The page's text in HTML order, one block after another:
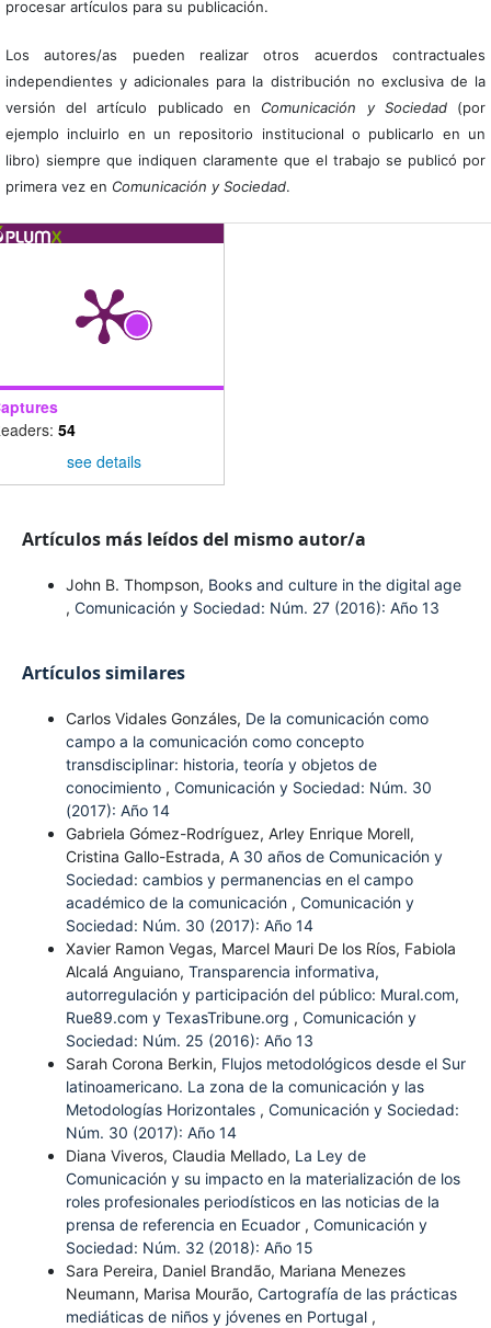
procesar artículos para su publicación.
Los autores/as pueden realizar otros acuerdos contractuales
independientes y adicionales para la distribución no exclusiva de la
versión del artículo publicado en Comunicación y Sociedad(por
ejemplo incluirlo en un repositorio institucional o publicarlo en un
libro) siempre que indiquen claramente que el trabajo se publicó por
primera vez en Comunicación y Sociedad.
54
see details
Artículos más leídos del mismo autor/a
John B. Thompson, Books and culture in the digital age
, Comunicación y Sociedad: Núm. 27 (2016): Año 13
Artículos similares
Carlos Vidales Gonzáles, De la comunicación como
campo a la comunicación como concepto
transdisciplinar: historia, teoría y objetos de
conocimiento , Comunicación y Sociedad: Núm. 30
(2017): Año 14
Gabriela Gómez-Rodríguez, Arley Enrique Morell,
Cristina Gallo-Estrada, A 30 años de Comunicación y
Sociedad: cambios y permanencias en el campo
académico de la comunicación , Comunicación y
Sociedad: Núm. 30 (2017): Año 14
Xavier Ramon Vegas, Marcel Mauri De los Ríos, Fabiola
Alcalá Anguiano, Transparencia informativa,
autorregulación y participación del público: Mural.com,
Rue89.com y TexasTribune.org , Comunicación y
Sociedad: Núm. 25 (2016): Año 13
Sarah Corona Berkin, Flujos metodológicos desde el Sur
latinoamericano. La zona de la comunicación y las
Metodologías Horizontales , Comunicación y Sociedad:
Núm. 30 (2017): Año 14
Diana Viveros, Claudia Mellado, La Ley de
Comunicación y su impacto en la materialización de los
roles profesionales periodísticos en las noticias de la
prensa de referencia en Ecuador , Comunicación y
Sociedad: Núm. 32 (2018): Año 15
Sara Pereira, Daniel Brandão, Mariana Menezes
Neumann, Marisa Mourão, Cartografía de las prácticas
mediáticas de niños y jóvenes en Portugal ,